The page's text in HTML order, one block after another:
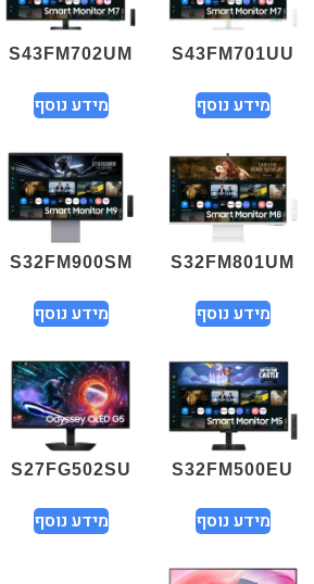
S43FM701UU
מידע נוסף
S43FM702UM
מידע נוסף
S32FM801UM
מידע נוסף
S32FM900SM
מידע נוסף
S32FM500EU
מידע נוסף
S27FG502SU
מידע נוסף